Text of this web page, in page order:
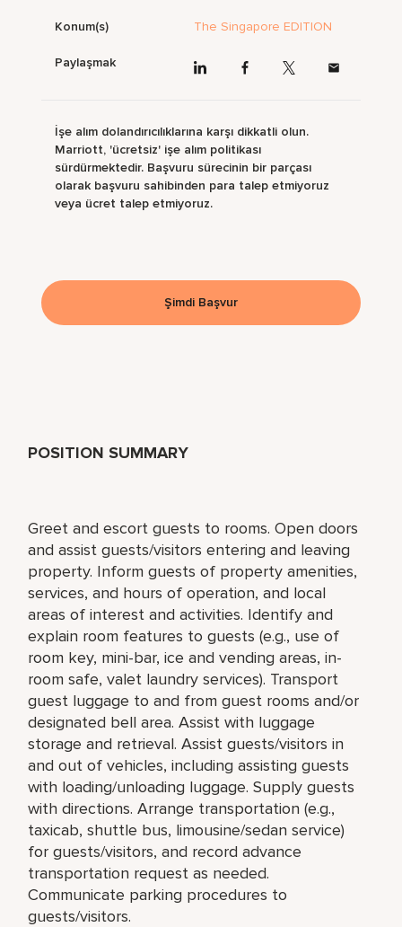
POSITION SUMMARY
Greet and escort guests to rooms. Open doors
and assist guests/visitors entering and leaving
property. Inform guests of property amenities,
services, and hours of operation, and local
areas of interest and activities. Identify and
explain room features to guests (e.g., use of
room key, mini-bar, ice and vending areas, in-
room safe, valet laundry services). Transport
guest luggage to and from guest rooms and/or
designated bell area. Assist with luggage
storage and retrieval. Assist guests/visitors in
and out of vehicles, including assisting guests
with loading/unloading luggage. Supply guests
with directions. Arrange transportation (e.g.,
taxicab, shuttle bus, limousine/sedan service)
for guests/visitors, and record advance
transportation request as needed.
Communicate parking procedures to
guests/visitors.
Konum(s) The Singapore EDITION
Paylaşmak
İşe alım dolandırıcılıklarına karşı dikkatli olun.
Marriott, 'ücretsiz' işe alım politikası
sürdürmektedir. Başvuru sürecinin bir parçası
olarak başvuru sahibinden para talep etmiyoruz
veya ücret talep etmiyoruz.
Şimdi Başvur